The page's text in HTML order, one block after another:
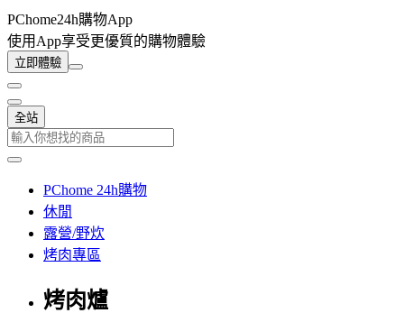
PChome24h購物App
使用App享受更優質的購物體驗
立即體驗
全站
PChome 24h購物
休閒
露營/野炊
烤肉專區
烤肉爐